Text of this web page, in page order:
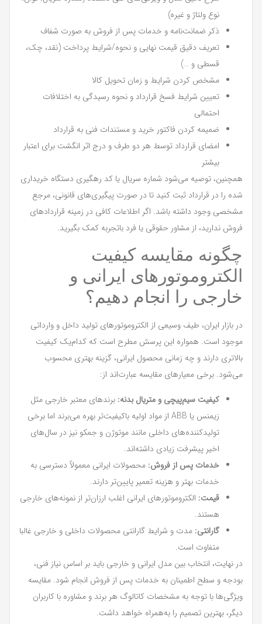
نوع ولتاژ و غیره)
ذکر ضمانت‌نامه و خدمات پس از فروش به صورت شفاف
تعریف دقیق قیمت نهایی و نحوه/شرایط پرداخت (نقد، چک،
قسطی و …)
مشخص کردن شرایط و زمان تحویل کالا
تعیین شرایط فسخ قرارداد و نحوه رسیدگی به اختلافات
احتمالی
ضمیمه کردن فاکتور خرید و مستندات فنی به قرارداد
امضای قرارداد توسط هر دو طرف و درج اثر انگشت برای اعتبار
بیشتر
همچنین، توصیه می‌شود شماره سریال یا کد رهگیری دستگاه خریداری
شده را در قرارداد ثبت کنید تا در صورت پیگیری‌های قانونی، مرجع
مشخصی وجود داشته باشد. اگر اطلاعات کافی در زمینه قراردادهای
فروش ندارید، از مشاور حقوقی یا فرد باتجربه کمک بگیرید.
چگونه مقایسه کیفیت
الکتروموتورهای ایرانی و
خارجی را انجام دهیم؟
در بازار ایران، طیف وسیعی از الکتروموتورهای تولید داخل و وارداتی
موجود است. همواره این پرسش مطرح است که کدام‌یک کیفیت
بالاتری دارند و چه زمانی محصول ایرانی، گزینه بهتری محسوب
می‌شود. برخی معیارهای مقایسه عبارت‌اند از:
کیفیت سیم‌پیچی و متریال بدنه: برندهای معتبر خارجی مثل
زیمنس یا ABB از مواد اولیه باکیفیت‌تر بهره می‌برند اما برخی
تولیدکننده‌های داخلی مانند موتوژن و جمکو نیز در سال‌های
اخیر پیشرفت زیادی داشته‌اند.
خدمات پس از فروش: محصولات ایرانی معمولاً دسترسی به
خدمات بهتر و هزینه تعمیر پایین‌تر دارند.
قیمت: الکتروموتورهای ایرانی اغلب ارزان‌تر از نمونه‌های خارجی
هستند.
گارانتی: مدت و شرایط گارانتی محصولات داخلی و خارجی غالبا
متفاوت است.
در نهایت، انتخاب بین مدل ایرانی و خارجی باید بر اساس نیاز فنی،
بودجه و سطح اطمینان به خدمات پس از فروش انجام شود. مقایسه
ویژگی‌ها با توجه به مشخصات کاتالوگ هر برند و مشاوره با کاربران
دیگر، بهترین تصمیم را به‌همراه خواهد داشت.